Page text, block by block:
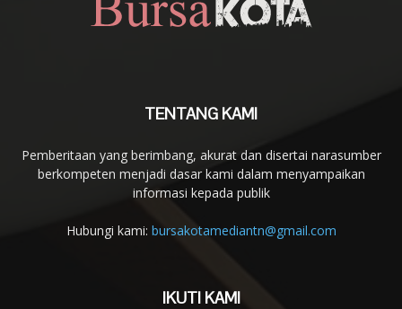
TENTANG KAMI
Pemberitaan yang berimbang, akurat dan disertai narasumber
berkompeten menjadi dasar kami dalam menyampaikan
informasi kepada publik
Hubungi kami: bursakotamediantn@gmail.com
IKUTI KAMI